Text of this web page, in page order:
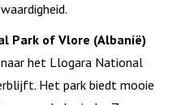
Park of Vlore (Albanië)
het Llogara National
Het park biedt mooie